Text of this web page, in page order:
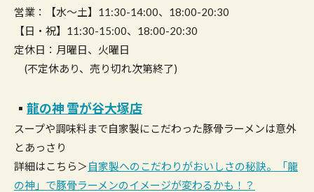
営業：【水～土】11:30-14:00、18:00-20:30
【日・祝】11:30-15:00、18:00-20:30
定休日：月曜日、火曜日
(不定休あり、売り切れ次第終了)
▪︎ 龍の神 雪が谷大塚店
スープや調味料まで自家製にこだわった豚骨ラーメンは意外
とあっさり
詳細はこちら＞自家製へのこだわりがおいしさの秘訣。「龍
の神」で豚骨ラーメンのイメージが変わるかも！？